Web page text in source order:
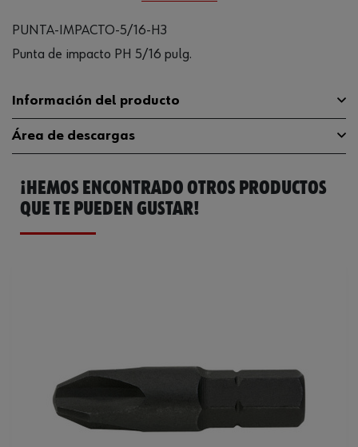
PUNTA-IMPACTO-5/16-H3
Punta de impacto PH 5/16 pulg.
Información del producto
Material ST
Tipo de punta PH
Longitud
Peso del producto (por artículo)
Área de descargas
Catálogo General 07143610
Ficha Técnica
¡HEMOS ENCONTRADO OTROS PRODUCTOS
QUE TE PUEDEN GUSTAR!